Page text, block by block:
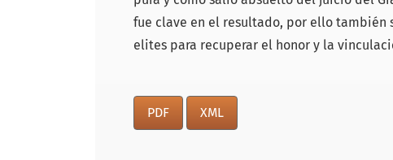
fue clave en el resultado, por ello también
elites para recuperar el honor y la
PDF XML